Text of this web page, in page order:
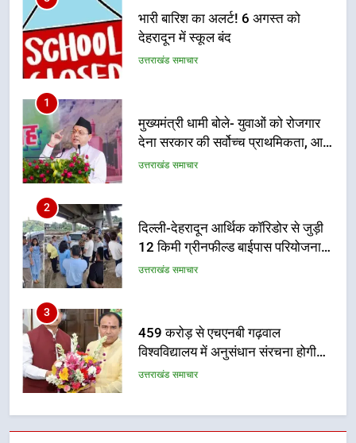
भारी बारिश का अलर्ट! 6 अगस्त को
देहरादून में स्कूल बंद
उत्तराखंड समाचार
1
मुख्यमंत्री धामी बोले- युवाओं को रोजगार
देना सरकार की सर्वोच्च प्राथमिकता, आने
वाले महीनों में हजारों पदों पर की जाएगी
उत्तराखंड समाचार
2
दिल्ली-देहरादून आर्थिक कॉरिडोर से जुड़ी
12 किमी ग्रीनफील्ड बाईपास परियोजना
का डीएम ने किया निरीक्षण; समयबद्ध एवं
नहींः डीएम
उत्तराखंड समाचार
3
459 करोड़ से एचएनबी गढ़वाल
विश्वविद्यालय में अनुसंधान संरचना होगी
सुदृढ
उत्तराखंड समाचार
4